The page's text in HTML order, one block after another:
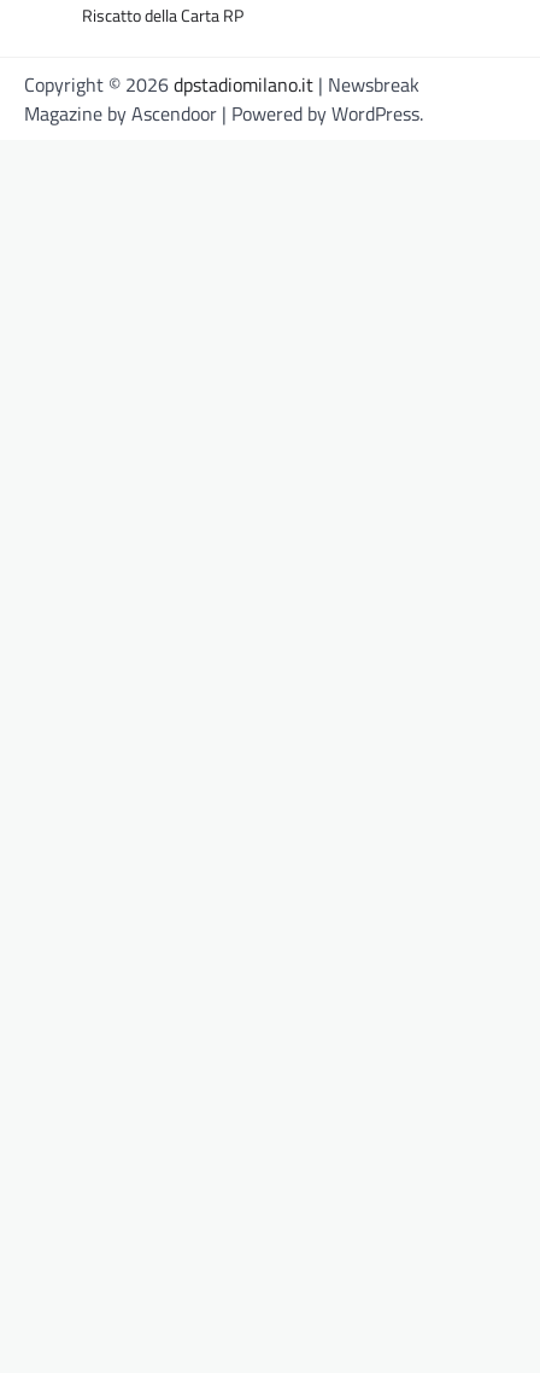
Riscatto della Carta RP
Copyright © 2026dpstadiomilano.it | Newsbreak
Magazine byAscendoor | Powered byWordPress.